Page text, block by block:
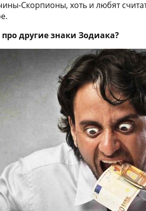
Скорпионы, хоть и любят
другие знаки Зодиака?